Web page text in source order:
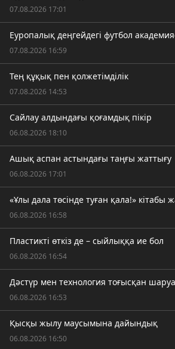
07.08.2026 17:01
Еуропалық деңгейдегі футбол
07.08.2026 16:59
Тең құқық пен қолжетімділік
07.08.2026 14:53
Сайлау алдындағы қоғамдық пікір
06.08.2026 18:10
Ашық аспан астындағы таңғы жаттығу
06.08.2026 17:01
«Ұлы дала төсінде туған қала!» кітабы
06.08.2026 16:58
Пластикті өткіз де – сыйлыққа ие бол
06.08.2026 16:54
Дәстүр мен технология тоғысқан
06.08.2026 16:53
Қысқы жылу маусымына дайындық
06.08.2026 16:50